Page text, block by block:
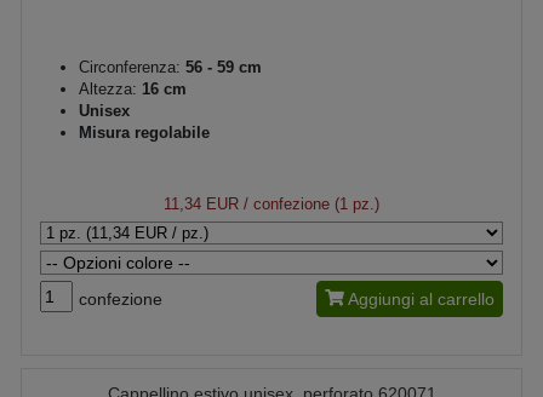
Circonferenza: 56 - 59 cm
Altezza: 16 cm
Unisex
Misura regolabile
11,34 EUR / confezione (1 pz.)
confezione Aggiungi al carrello